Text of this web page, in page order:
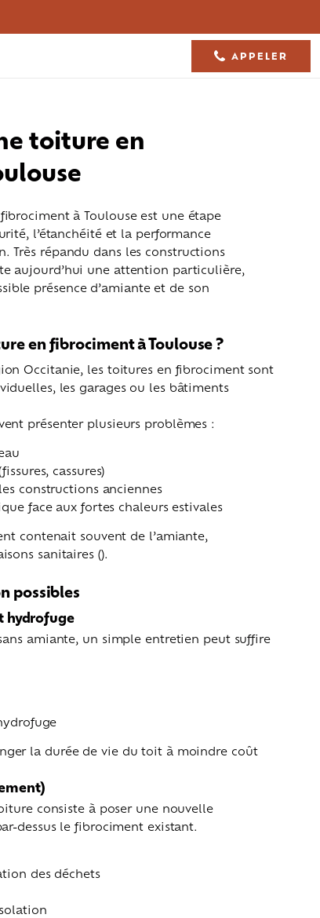
05 61 36 23 68
APPELER
toiture en
à Toulouse est une étape
l’étanchéité et la performance
Très répandu dans les constructions
aujourd’hui une attention particulière,
présence d’amiante et de son
en fibrociment à Toulouse ?
Occitanie, les toitures en fibrociment sont
les garages ou les bâtiments
présenter plusieurs problèmes :
cassures)
constructions anciennes
face aux fortes chaleurs estivales
contenait souvent de l’amiante,
sanitaires ().
possibles
hydrofuge
amiante, un simple entretien peut suffire
la durée de vie du toit à moindre coût
consiste à poser une nouvelle
dessus le fibrociment existant.
des déchets